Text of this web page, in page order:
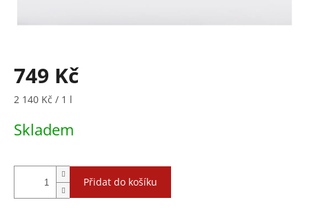
749 Kč
Měrná
2 140 Kč / 1 l
Skladem
Přidat do košíku